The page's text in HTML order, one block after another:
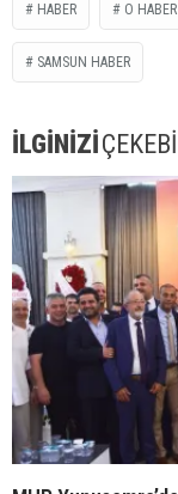
HABER O
SAMSUN HABER
İLGİNİZİ